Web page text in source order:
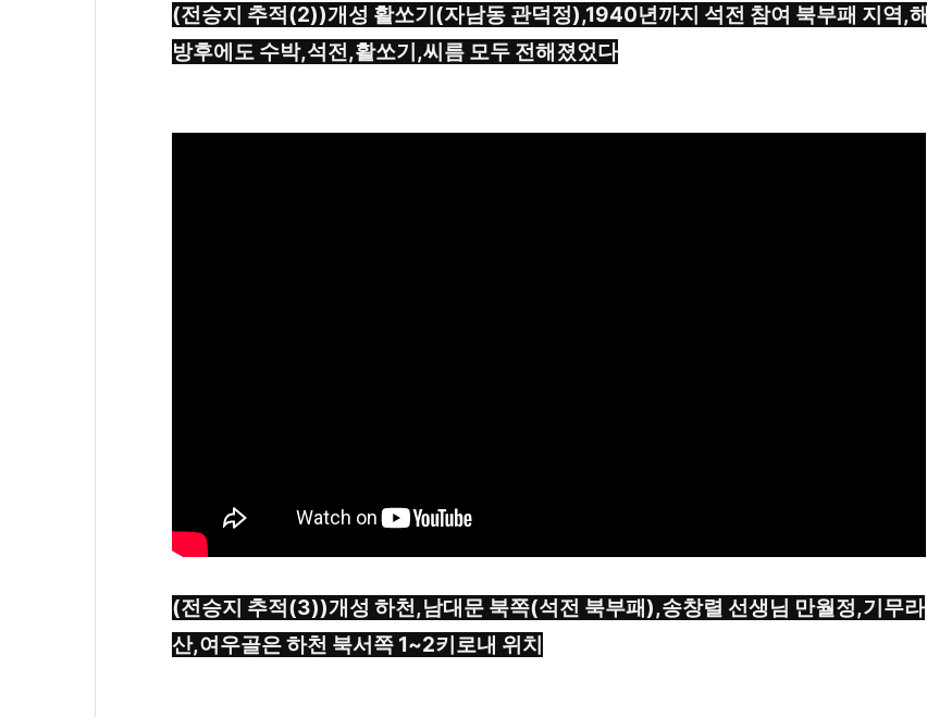
(전승지 추적(2))개성 활쏘기(자남동 관덕정),1940년까지 석전 참여 북부패 지역,해
방후에도 수박,석전,활쏘기,씨름 모두 전해졌었다
(전승지 추적(3))개성 하천,남대문 북쪽(석전 북부패),송창렬 선생님 만월정,기무라
산,여우골은 하천 북서쪽 1~2키로내 위치